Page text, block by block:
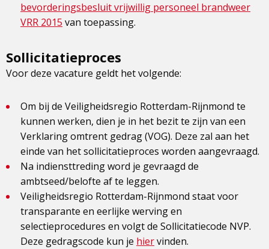
bevorderingsbesluit vrijwillig personeel brandweer
VRR 2015 van toepassing.
Sollicitatieproces
Voor deze vacature geldt het volgende:
Om bij de Veiligheidsregio Rotterdam-Rijnmond te
kunnen werken, dien je in het bezit te zijn van een
Verklaring omtrent gedrag (VOG). Deze zal aan het
einde van het sollicitatieproces worden aangevraagd.
Na indiensttreding word je gevraagd de
ambtseed/belofte af te leggen.
Veiligheidsregio Rotterdam-Rijnmond staat voor
transparante en eerlijke werving en
selectieprocedures en volgt de Sollicitatiecode NVP.
Deze gedragscode kun je hiervinden.